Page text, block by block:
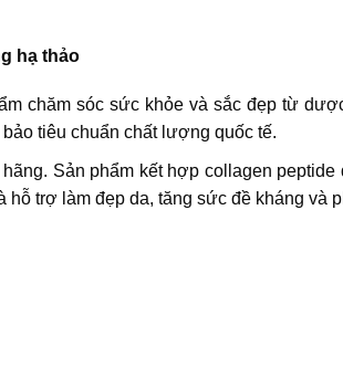
hạ thảo
chăm sóc sức khỏe và sắc đẹp từ
tiêu chuẩn chất lượng quốc tế.
Sản phẩm kết hợp collagen peptide
trợ làm đẹp da, tăng sức đề kháng và